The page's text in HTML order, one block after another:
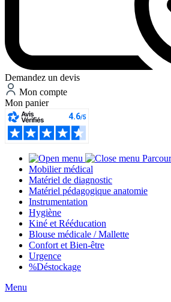
Demandez un devis
Mon compte
Mon panier
Mobilier médical
Matériel de diagnostic
Matériel pédagogique anatomie
Instrumentation
Hygiène
Kiné et Rééducation
Blouse médicale / Mallette
Confort et Bien-être
Urgence
%Déstockage
Menu